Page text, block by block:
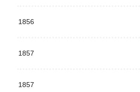
1856
1857
1857